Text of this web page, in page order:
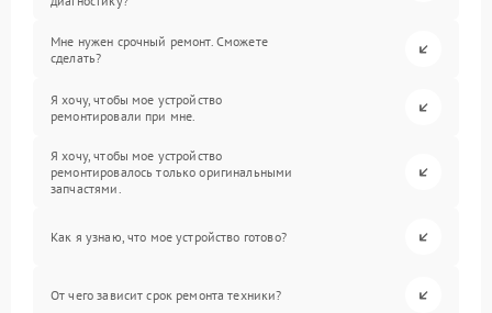
Мне нужен срочный ремонт. Сможете
сделать?
Я хочу, чтобы мое устройство
ремонтировали при мне.
Я хочу, чтобы мое устройство
ремонтировалось только оригинальными
запчастями.
Как я узнаю, что мое устройство готово?
От чего зависит срок ремонта техники?